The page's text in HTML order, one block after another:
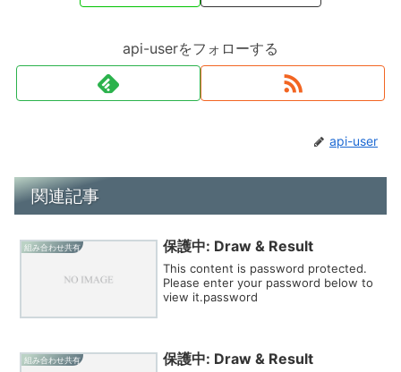
api-userをフォローする
api-user
関連記事
組み合わせ共有 保護中: Draw & Result
This content is password protected.
Please enter your password below to
view it.password
組み合わせ共有 保護中: Draw & Result